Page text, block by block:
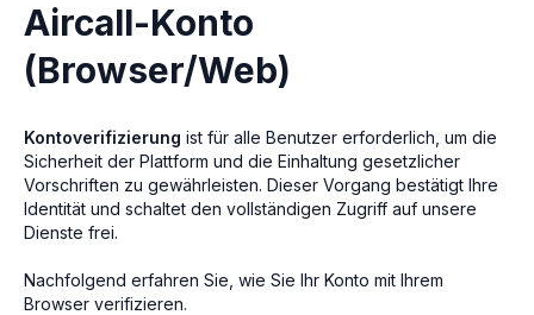
Aircall-Konto
(Browser/Web)
Kontoverifizierung ist für alle Benutzer erforderlich, um die
Sicherheit der Plattform und die Einhaltung gesetzlicher
Vorschriften zu gewährleisten. Dieser Vorgang bestätigt Ihre
Identität und schaltet den vollständigen Zugriff auf unsere
Dienste frei.
Nachfolgend erfahren Sie, wie Sie Ihr Konto mit Ihrem
Browser verifizieren.